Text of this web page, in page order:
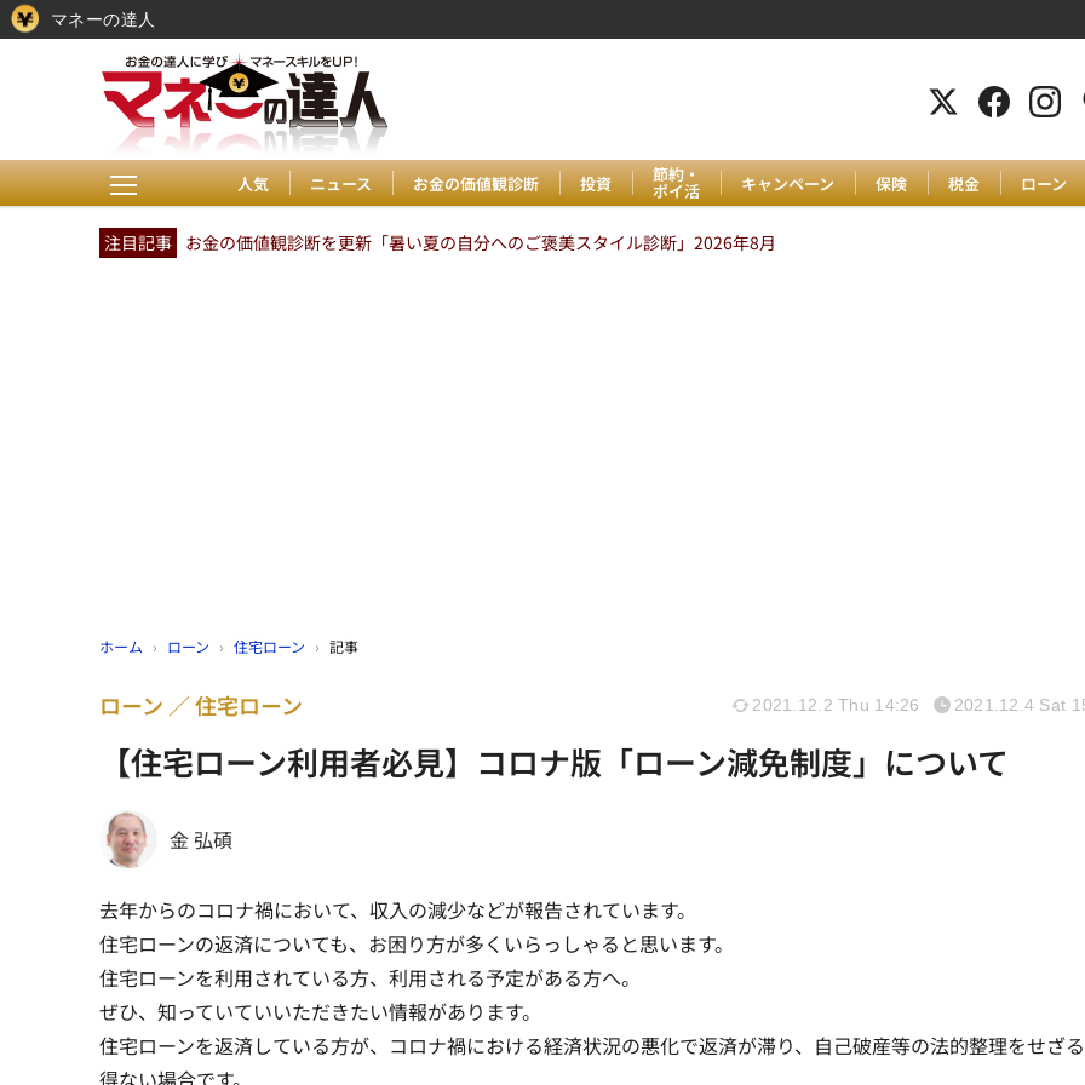
人気 ニュース お金の価値観診断 投資 節約・
ポイ活 キャンペーン 保険 税金 ローン
注目記事 お金の価値観診断を更新「暑い夏の自分へのご褒美スタイル診断」2026年8月
ホーム › ローン › 住宅ローン › 記事
【住宅ローン利用者必見】コロナ版「ローン減免制度」について
ローン 住宅ローン 2021.12.2 Thu 14:26 2021.12.4 Sat
金 弘碩
去年からのコロナ禍において、収入の減少などが報告されています。
住宅ローンの返済についても、お困り方が多くいらっしゃると思います。
住宅ローンを利用されている方、利用される予定がある方へ。
ぜひ、知っていていいただきたい情報があります。
住宅ローンを返済している方が、コロナ禍における経済状況の悪化で返済が滞り、自己破産等の法的整理をせざ
得ない場合です。
マネーの達人